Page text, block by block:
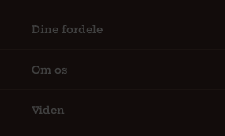
Dine fordele
Om os
Viden